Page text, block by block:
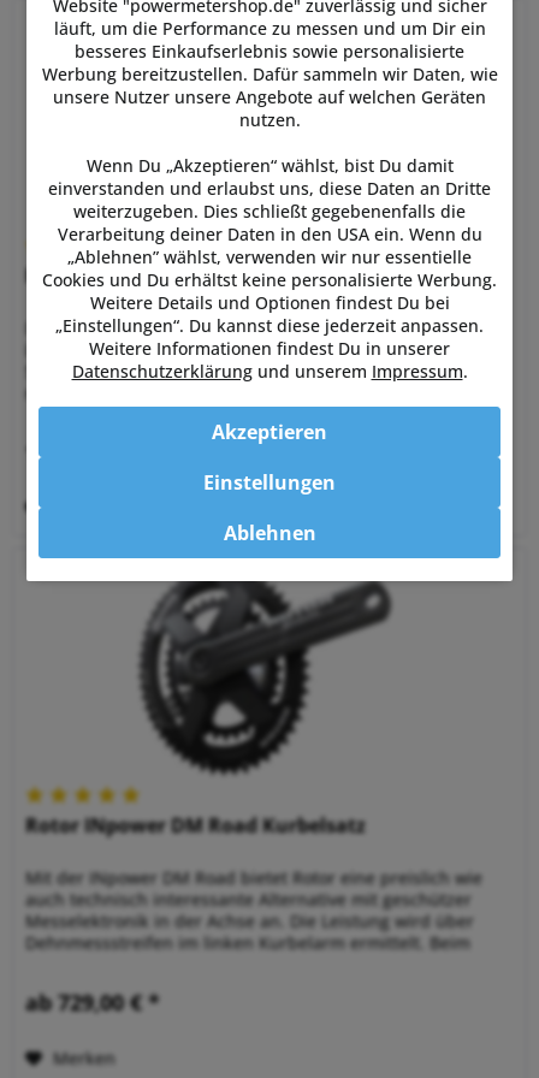
Rotor 2INpower DM Road Kurbelsatz
Der Rotor 2INpower Road Kurbelsatz bietet eine beidseitige
Leistungsmessung über ein kombiniertes Messstreifen-
System in der Kurbelachse und im rechtem Kurbelarm. Es
Dehmesstreifen...
1.199,00 € *
Rotor INpower DM Road Kurbelsatz
Mit der INpower DM Road bietet Rotor eine preislich wie
auch technisch interessante Alternative mit geschützer
Messelektronik in der Achse an. Die Leistung wird über
Dehnmessstreifen im linken Kurbelarm ermittelt. Beim
ab 729,00 € *
Merken
Website "powermetershop.de" zuverlässig und sicher
läuft, um die Performance zu messen und um Dir ein
besseres Einkaufserlebnis sowie personalisierte
Werbung bereitzustellen. Dafür sammeln wir Daten, wie
unsere Nutzer unsere Angebote auf welchen Geräten
nutzen.
Wenn Du „Akzeptieren“ wählst, bist Du damit
einverstanden und erlaubst uns, diese Daten an Dritte
weiterzugeben. Dies schließt gegebenenfalls die
Verarbeitung deiner Daten in den USA ein. Wenn du
„Ablehnen” wählst, verwenden wir nur essentielle
Cookies und Du erhältst keine personalisierte Werbung.
Weitere Details und Optionen findest Du bei
„Einstellungen“. Du kannst diese jederzeit anpassen.
Weitere Informationen findest Du in unserer
Datenschutzerklärungund unserem Impressum.
Ablehnen
Akzeptieren
Einstellungen